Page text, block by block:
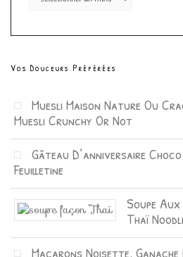
Vos Douceurs Préférées
Muesli Maison Nature Ou
Muesli Crunchy Or Not
Gâteau D’anniversaire
Feuilletine
Soupe
Thaï
Macarons Noisette,